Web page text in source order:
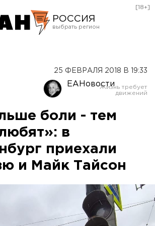
РОССИЯ
Оренбург
[18+]
25 ФЕВРАЛЯ 2018 В 19:33
ЕАНовости
боли - тем
в
приехали
и Майк Тайсон